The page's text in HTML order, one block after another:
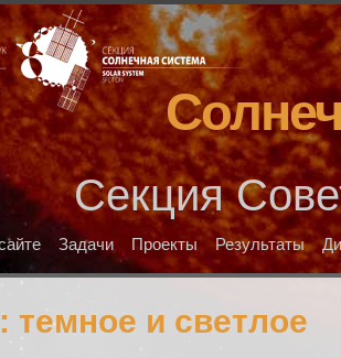
Секция
Задачи Проекты Результаты
темное и светлое